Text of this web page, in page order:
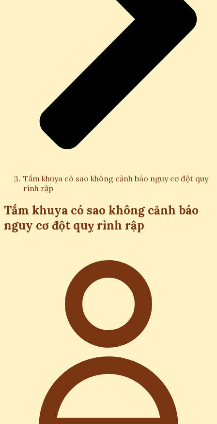
Tắm khuya có sao không cảnh báo nguy cơ đột quỵ
rình rập
Tắm khuya có sao không cảnh báo
nguy cơ đột quỵ rình rập